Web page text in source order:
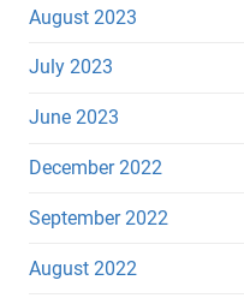
August 2023
July 2023
June 2023
December 2022
September 2022
August 2022